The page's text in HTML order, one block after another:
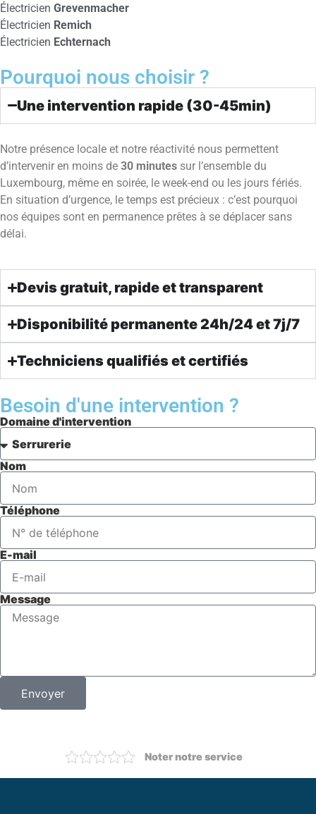
Électricien Grevenmacher
Électricien Remich
Électricien Echternach
Pourquoi nous choisir ?
Une intervention rapide (30-45min)
Notre présence locale et notre réactivité nous permettent
d’intervenir en moins de 30 minutes sur l’ensemble du
Luxembourg, même en soirée, le week-end ou les jours fériés.
En situation d’urgence, le temps est précieux : c’est pourquoi
nos équipes sont en permanence prêtes à se déplacer sans
délai.
Devis gratuit, rapide et transparent
Disponibilité permanente 24h/24 et 7j/7
Techniciens qualifiés et certifiés
Besoin d'une intervention ?
Domaine d'intervention
Nom
Téléphone
E-mail
Message
Envoyer
Noter notre service